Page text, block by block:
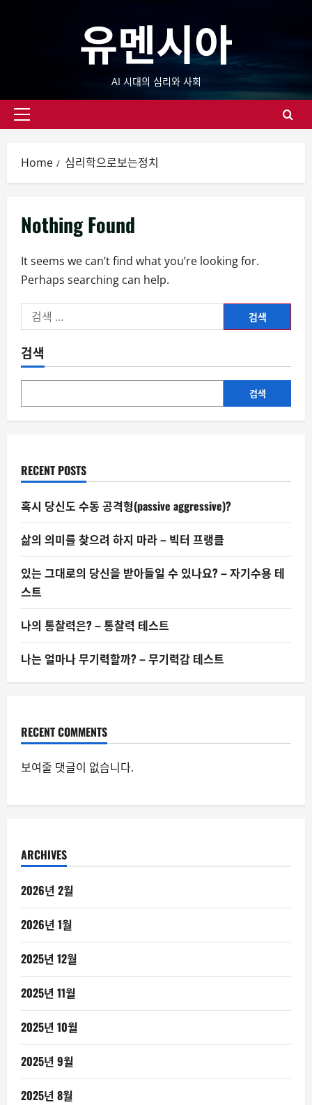
유멘시아
AI 시대의 심리와 사회
Primary
Home 심리학으로보는정치
Nothing Found
It seems we can’t find what you’re looking for.
Perhaps searching can help.
색:
검색
검색
RECENT POSTS
혹시 당신도 수동 공격형(passive aggressive)?
삶의 의미를 찾으려 하지 마라 – 빅터 프랭클
있는 그대로의 당신을 받아들일 수 있나요? – 자기수용 테
스트
나의 통찰력은? – 통찰력 테스트
나는 얼마나 무기력할까? – 무기력감 테스트
RECENT COMMENTS
보여줄 댓글이 없습니다.
ARCHIVES
2026년 2월
2026년 1월
2025년 12월
2025년 11월
2025년 10월
2025년 9월
2025년 8월